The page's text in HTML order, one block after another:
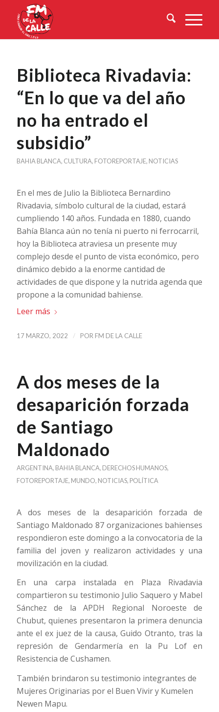
Biblioteca Rivadavia:
“En lo que va del año
no ha entrado el
subsidio”
BAHIA BLANCA, CULTURA, FOTOREPORTAJE, NOTICIAS
En el mes de Julio la Biblioteca Bernardino
Rivadavia, símbolo cultural de la ciudad, estará
cumpliendo 140 años. Fundada en 1880, cuando
Bahía Blanca aún no tenía ni puerto ni ferrocarril,
hoy la Biblioteca atraviesa un presente muy
complejo desde el punto de vista económico, pero
dinámico debido a la enorme cantidad de
actividades de que dispone y la nutrida agenda que
propone a la comunidad bahiense.
Leer más
17 MARZO, 2022 / POR FM DE LA CALLE
A dos meses de la
desaparición forzada
de Santiago
Maldonado
ARGENTINA, BAHIA BLANCA, DERECHOS HUMANOS,
FOTOREPORTAJE, MUNDO, NOTICIAS, POLÍTICA
A dos meses de la desaparición forzada de
Santiago Maldonado 87 organizaciones bahienses
respondieron este domingo a la convocatoria de la
familia del joven y realizaron actividades y una
movilización en la ciudad.
En una carpa instalada en Plaza Rivadavia
compartieron su testimonio Julio Saquero y Mabel
Sánchez de la APDH Regional Noroeste de
Chubut, quienes presentaron la primera denuncia
ante el ex juez de la causa, Guido Otranto, tras la
represión de Gendarmería en la Pu Lof en
Resistencia de Cushamen.
También brindaron su testimonio integrantes de
Mujeres Originarias por el Buen Vivir y Kumelen
Newen Mapu.